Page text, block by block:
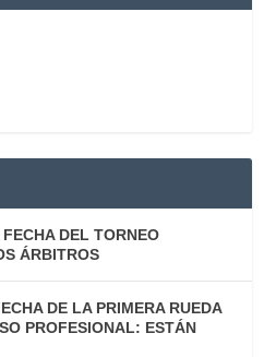
DEL TORNEO
ÁRBITROS
DE LA PRIMERA RUEDA
PROFESIONAL: ESTÁN